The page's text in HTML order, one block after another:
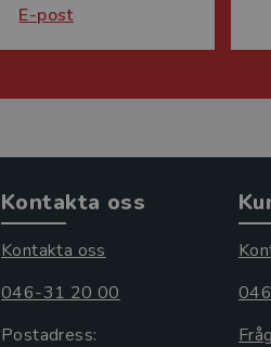
E-post
Kontakta oss
Kontakta oss
046-31 20 00
Postadress: